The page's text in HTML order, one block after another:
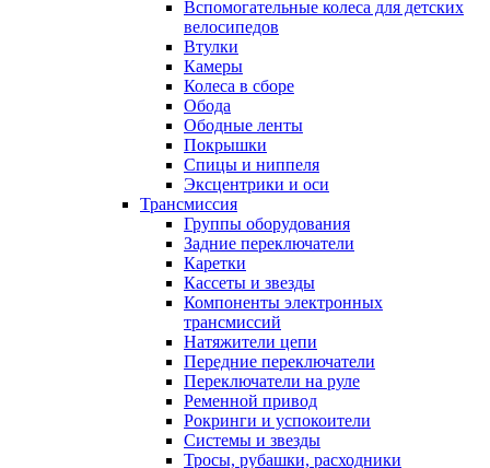
Вспомогательные колеса для детских
велосипедов
Втулки
Камеры
Колеса в сборе
Обода
Ободные ленты
Покрышки
Спицы и ниппеля
Эксцентрики и оси
Трансмиссия
Группы оборудования
Задние переключатели
Каретки
Кассеты и звезды
Компоненты электронных
трансмиссий
Натяжители цепи
Передние переключатели
Переключатели на руле
Ременной привод
Рокринги и успокоители
Системы и звезды
Тросы, рубашки, расходники